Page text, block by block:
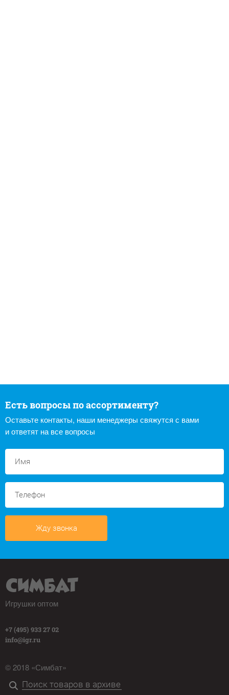
Есть вопросы по ассортименту?
Оставьте контакты, наши менеджеры свяжутся с вами
и ответят на все вопросы
Жду звонка
Игрушки оптом
+7 (495) 933 27 02
info@igr.ru
© 2018 «Симбат»